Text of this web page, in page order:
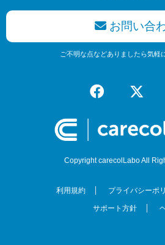
お問い合
ご不明な点などありましたら気軽
Copyright carecolLabo All
利用規約 プライバシーポ
サポート方針